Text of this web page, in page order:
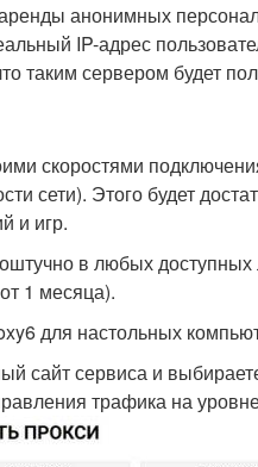
анонимных
IP-адрес
таким сервером будет
скоростями
сети). Этого будет
и игр.
в любых доступных
1 месяца).
для настольных
сайт сервиса и
трафика на